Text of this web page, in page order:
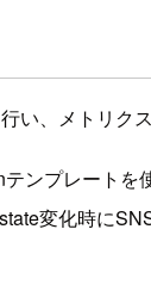
い、メトリク
ンプレート
変化時に